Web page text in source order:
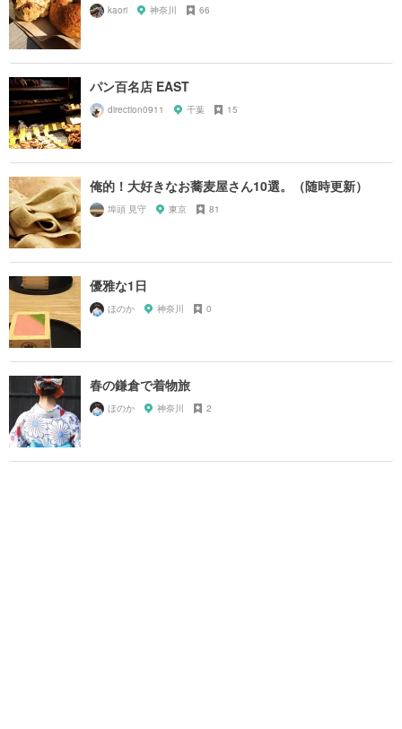
kaori 神奈川 66
パン百名店 EAST
direction0911 千葉 15
俺的！大好きなお蕎麦屋さん10選。（随時更新）
埠頭 見守 東京 81
優雅な1日
ほのか 神奈川 0
春の鎌倉で着物旅
ほのか 神奈川 2